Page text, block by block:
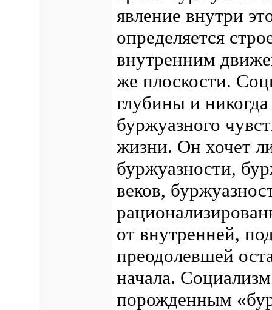
явление внутри
определяется
внутренним
же плоскости.
глубины и
буржуазного
жизни. Он хочет
буржуазности,
веков,
от внутренней,
преодолевшей
начала.
порожденным